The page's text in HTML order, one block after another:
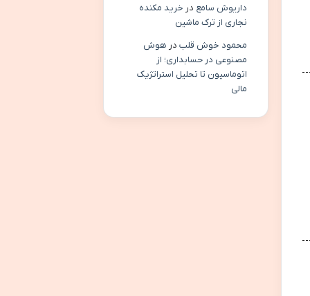
داریوش سامع در خرید مکنده
نجاری از ترک ماشین
محمود خوش قلبدر هوش
مصنوعی در حسابداری؛ از
اتوماسیون تا تحلیل استراتژیک
مالی